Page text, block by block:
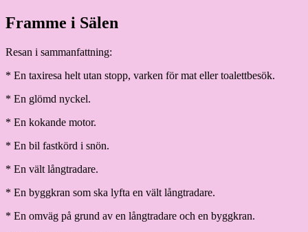
Hoppa
till
Granding.nu
Framme i Sälen
Resan i sammanfattning:
* En taxiresa helt utan stopp, varken för mat eller toalettbesök.
* En glömd nyckel.
* En kokande motor.
* En bil fastkörd i snön.
* En vält långtradare.
* En byggkran som ska lyfta en vält långtradare.
* En omväg på grund av en långtradare och en byggkran.